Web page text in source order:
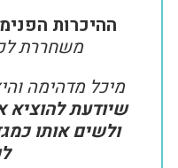
ההיכרות
משחררת
מיכל מדהימה
שיודעת להוציא
ולשים אותו